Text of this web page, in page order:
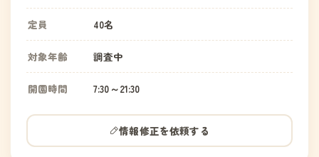
定員 40名
対象年齢 調査中
開園時間 7:30～21:30
情報修正を依頼する